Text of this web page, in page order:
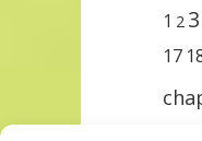
1 2 3
17